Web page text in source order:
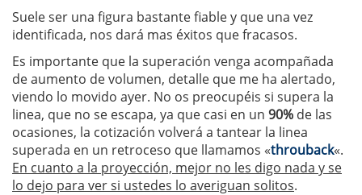
Suele ser una figura bastante fiable y que una vez
identificada, nos dará mas éxitos que fracasos.
Es importante que la superación venga acompañada
de aumento de volumen, detalle que me ha alertado,
viendo lo movido ayer. No os preocupéis si supera la
linea, que no se escapa, ya que casi en un 90% de las
ocasiones, la cotización volverá a tantear la linea
superada en un retroceso que llamamos «throuback«.
En cuanto a la proyección, mejor no les digo nada y se
lo dejo para ver si ustedes lo averiguan solitos.